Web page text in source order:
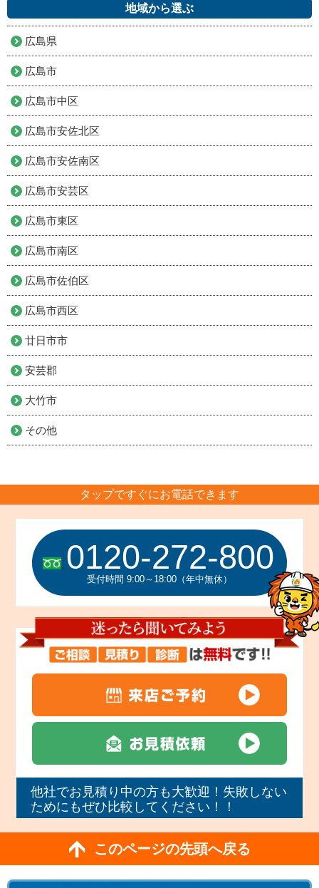
地域から選ぶ
広島県
広島市
広島市中区
広島市安佐北区
広島市安佐南区
広島市安芸区
広島市東区
広島市南区
広島市佐伯区
広島市西区
廿日市市
安芸郡
大竹市
その他
タップですぐにお電話できます
0120-272-800
受付時間 9:00～18:00（年中無休）
他社でお見積り中の方も大歓迎！失敗しない
ためにもぜひ比較してください！！
このページの先頭へ戻る